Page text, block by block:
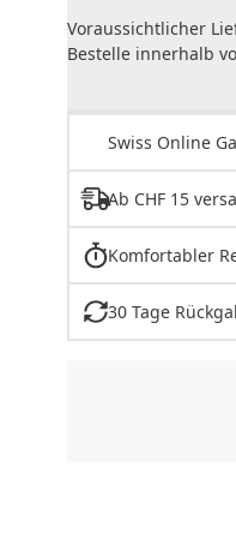
Voraussichtlicher
Bestelle innerhalb
Swiss Online
Ab CHF 15
Komfortabler
30 Tage